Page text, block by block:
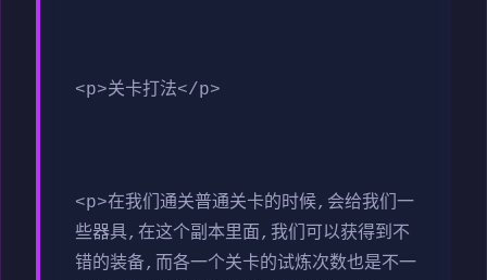
<p>关卡打法</p>
<p>在我们通关普通关卡的时候,会给我们一
些器具,在这个副本里面,我们可以获得到不
错的装备,而各一个关卡的试炼次数也是不一